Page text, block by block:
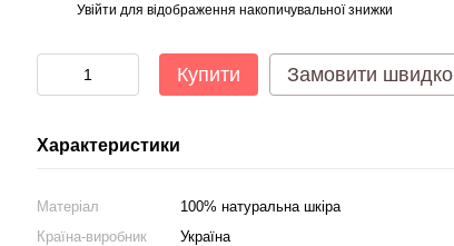
Увійти для відображення накопичувальної знижки
Купити Замовити швидко
Характеристики
Матеріал
100% натуральна шкіра
Країна-виробник
Україна